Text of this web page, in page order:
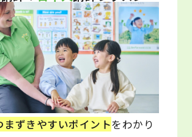
まずきやすいポイントをわかり